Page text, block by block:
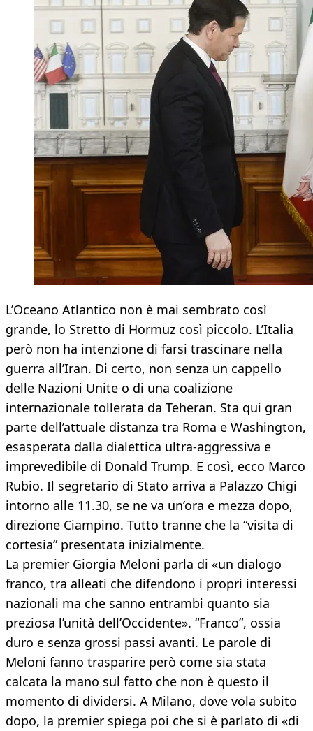
L’Oceano Atlantico non è mai sembrato così
grande, lo Stretto di Hormuz così piccolo. L’Italia
però non ha intenzione di farsi trascinare nella
guerra all’Iran. Di certo, non senza un cappello
delle Nazioni Unite o di una coalizione
internazionale tollerata da Teheran. Sta qui gran
parte dell’attuale distanza tra Roma e Washington,
esasperata dalla dialettica ultra-aggressiva e
imprevedibile di Donald Trump. E così, ecco Marco
Rubio. Il segretario di Stato arriva a Palazzo Chigi
intorno alle 11.30, se ne va un’ora e mezza dopo,
direzione Ciampino. Tutto tranne che la “visita di
cortesia” presentata inizialmente.
La premier Giorgia Meloni parla di «un dialogo
franco, tra alleati che difendono i propri interessi
nazionali ma che sanno entrambi quanto sia
preziosa l’unità dell’Occidente». “Franco”, ossia
duro e senza grossi passi avanti. Le parole di
Meloni fanno trasparire però come sia stata
calcata la mano sul fatto che non è questo il
momento di dividersi. A Milano, dove vola subito
dopo, la premier spiega poi che si è parlato di «di